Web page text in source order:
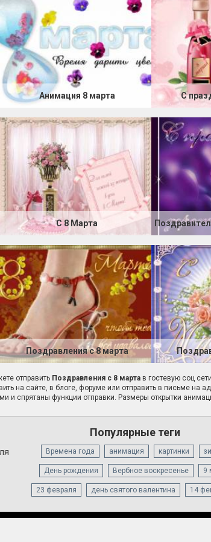
Анимация 8 марта С
С 8 Марта
Поздравления с 8 марта
отправить Поздравления с 8 марта в гостевую соц
на сайте, в блоге, форуме или отправить в письме на
и спрятаны функции отправки. Размеры открытки
Популярные теги
Времена года анимация картинки
День рождения Вербное воскресенье 9
23 февраля день святого валентина 14